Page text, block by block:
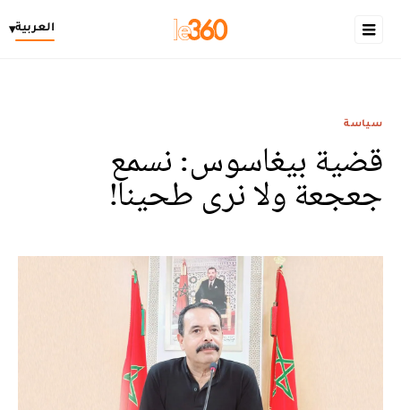
العربية▾
سياسة
قضية بيغاسوس: نسمع
جعجعة ولا نرى طحينا!